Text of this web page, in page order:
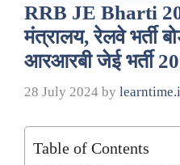
RRB JE Bharti
मंत्रालय, रेलवे भर्ती
आरआरबी जेई भर्ती
28 July 2024 by
Table of Contents